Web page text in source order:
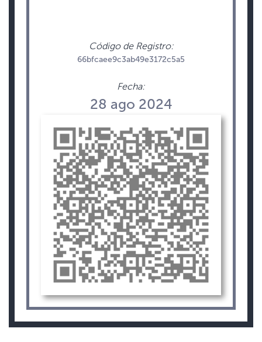
Código de Registro:
66bfcaee9c3ab49e3172c5a5
Fecha:
28 ago 2024